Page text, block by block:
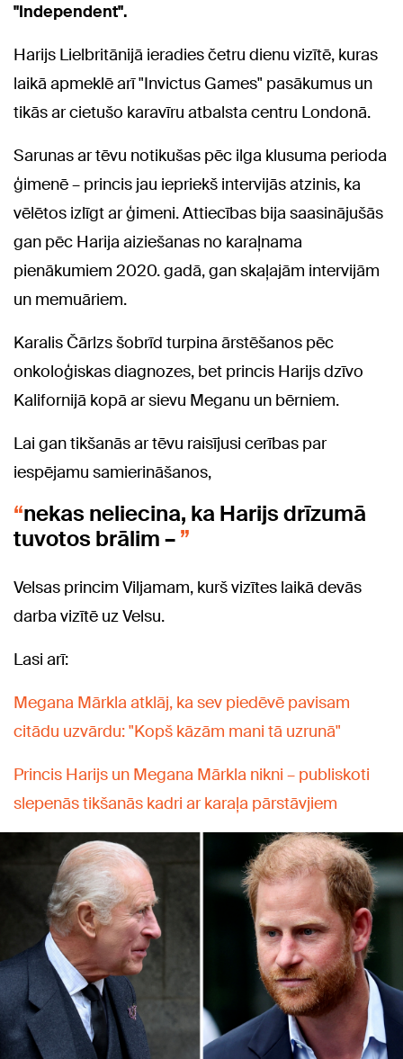
"Independent".
Harijs Lielbritānijā ieradies četru dienu vizītē, kuras
laikā apmeklē arī "Invictus Games" pasākumus un
tikās ar cietušo karavīru atbalsta centru Londonā.
Sarunas ar tēvu notikušas pēc ilga klusuma perioda
ģimenē – princis jau iepriekš intervijās atzinis, ka
vēlētos izlīgt ar ģimeni. Attiecības bija saasinājušās
gan pēc Harija aiziešanas no karaļnama
pienākumiem 2020. gadā, gan skaļajām intervijām
un memuāriem.
Karalis Čārlzs šobrīd turpina ārstēšanos pēc
onkoloģiskas diagnozes, bet princis Harijs dzīvo
Kalifornijā kopā ar sievu Meganu un bērniem.
Lai gan tikšanās ar tēvu raisījusi cerības par
iespējamu samierināšanos,
nekas neliecina, ka Harijs drīzumā
tuvotos brālim –
Velsas princim Viljamam, kurš vizītes laikā devās
darba vizītē uz Velsu.
Lasi arī:
Megana Mārkla atklāj, ka sev piedēvē pavisam
citādu uzvārdu: "Kopš kāzām mani tā uzrunā"
Princis Harijs un Megana Mārkla nikni – publiskoti
slepenās tikšanās kadri ar karaļa pārstāvjiem